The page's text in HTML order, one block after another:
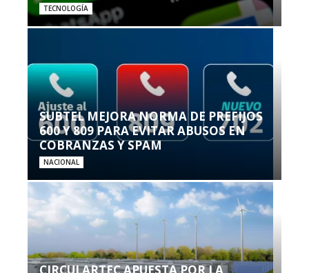
TECNOLOGÍA
SUBTEL MEJORA NORMA DE PREFIJOS
600 Y 809 PARA EVITAR ABUSOS EN
COBRANZAS Y SPAM
NACIONAL